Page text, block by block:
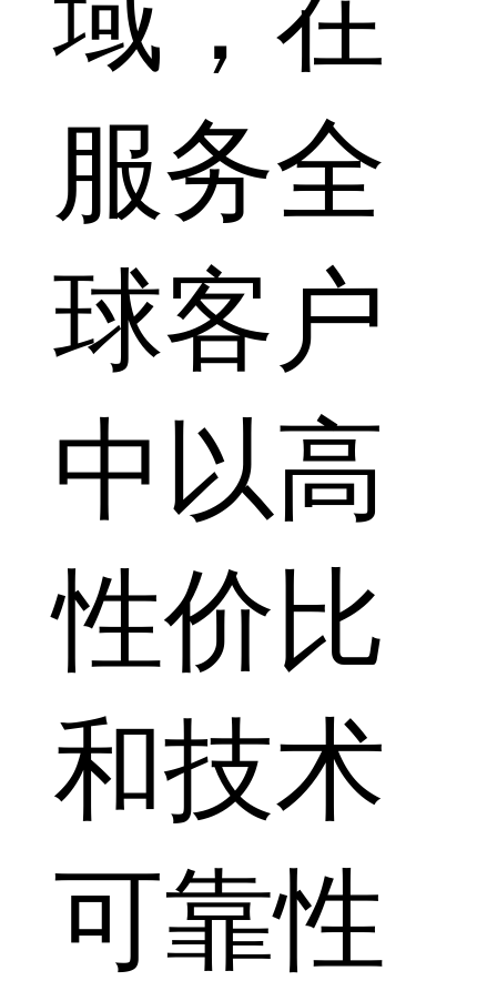
服务全
球客户
中以高
性价比
和技术
可靠性